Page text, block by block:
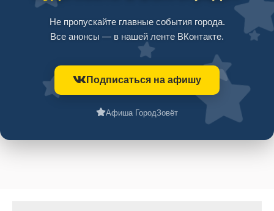
Не пропускайте главные события города.
Все анонсы — в нашей ленте ВКонтакте.
Подписаться на афишу
Афиша ГородЗовёт